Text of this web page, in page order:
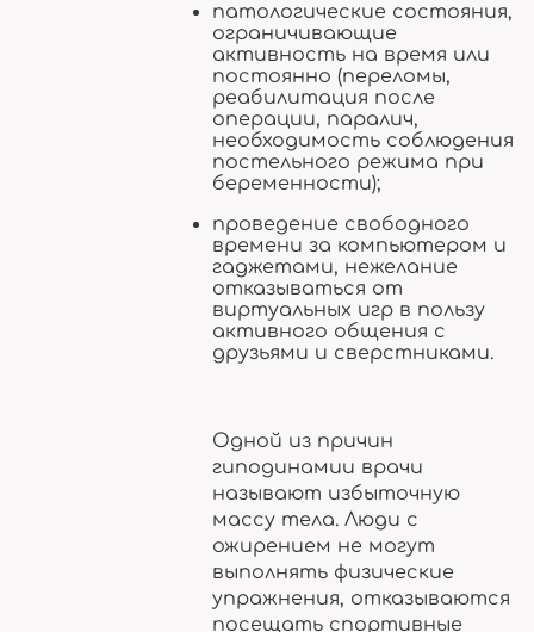
патологические состояния,
ограничивающие
активность на время или
постоянно (переломы,
реабилитация после
операции, паралич,
необходимость соблюдения
постельного режима при
беременности);
проведение свободного
времени за компьютером и
гаджетами, нежелание
отказываться от
виртуальных игр в пользу
активного общения с
друзьями и сверстниками.
Одной из причин
гиподинамии врачи
называют избыточную
массу тела. Люди с
ожирением не могут
выполнять физические
упражнения, отказываются
посещать спортивные